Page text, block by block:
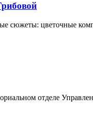
сюжеты: цветочные
отделе